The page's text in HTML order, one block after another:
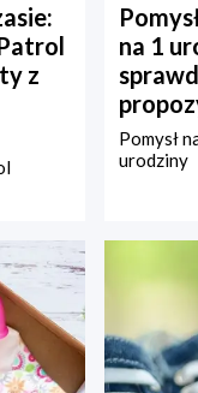
z
na 1
Pomysł
urodziny